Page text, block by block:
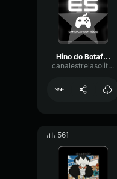
Hino do Botafogo Globo SP
canalestrelasolitaria
561